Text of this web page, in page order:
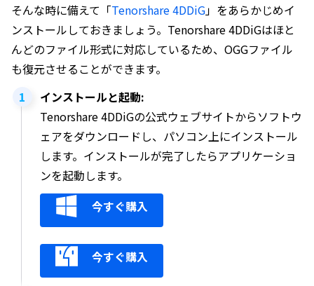
そんな時に備えて「Tenorshare 4DDiG」をあらかじめイ
ンストールしておきましょう。Tenorshare 4DDiGはほと
んどのファイル形式に対応しているため、OGGファイル
も復元させることができます。
インストールと起動:
Tenorshare 4DDiGの公式ウェブサイトからソフトウ
ェアをダウンロードし、パソコン上にインストール
します。インストールが完了したらアプリケーショ
ンを起動します。
今すぐ購入
今すぐ購入